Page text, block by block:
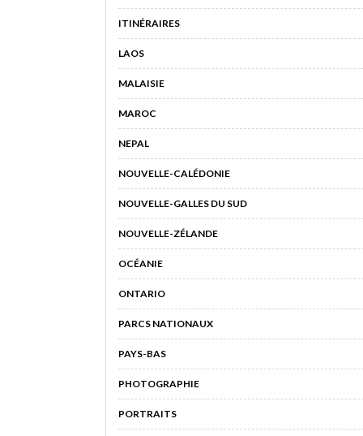
ITINÉRAIRES
LAOS
MALAISIE
MAROC
NEPAL
NOUVELLE-CALÉDONIE
NOUVELLE-GALLES DU SUD
NOUVELLE-ZÉLANDE
OCÉANIE
ONTARIO
PARCS NATIONAUX
PAYS-BAS
PHOTOGRAPHIE
PORTRAITS